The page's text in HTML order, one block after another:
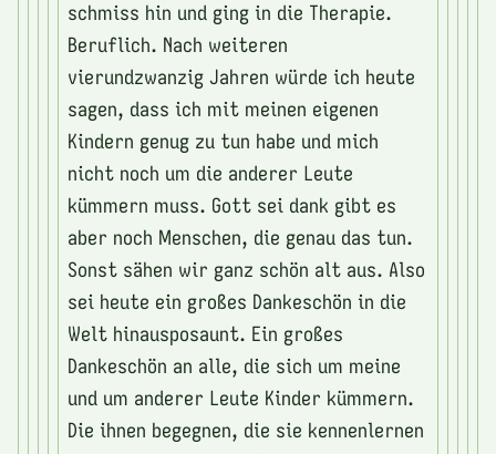
schmiss hin und ging in die Therapie.
Beruflich. Nach weiteren
vierundzwanzig Jahren würde ich heute
sagen, dass ich mit meinen eigenen
Kindern genug zu tun habe und mich
nicht noch um die anderer Leute
kümmern muss. Gott sei dank gibt es
aber noch Menschen, die genau das tun.
Sonst sähen wir ganz schön alt aus. Also
sei heute ein großes Dankeschön in die
Welt hinausposaunt. Ein großes
Dankeschön an alle, die sich um meine
und um anderer Leute Kinder kümmern.
Die ihnen begegnen, die sie kennenlernen